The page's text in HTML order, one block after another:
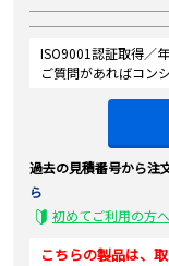
ISO9001認証取得／
ご質問があればコン
過去の見積番号から注
ら
初めてご利用の方へ
こちらの製品は、